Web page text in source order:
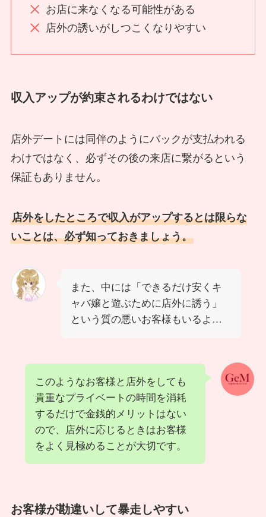
お店に来なくなる可能性がある
店外の誘いがしつこくなりやすい
収入アップが約束されるわけではない
店外デートには同伴のようにバックが支払われる
わけではなく、必ずその後の来店に繋がるという
保証もありません。
店外をしたところで収入がアップするとは限らな
いことは、必ず知っておきましょう。
また、中には「できるだけ安くキ
ャバ嬢と遊ぶために店外に誘う」
という質の悪いお客様もいるよ…
このようなお客様と店外をしても
貴重なプライベートの時間を消耗
するだけで金銭的メリットはない
ので、店外に応じるときはお客様
をよく見極めることが大切です。
お客様が勘違いして暴走しやすい